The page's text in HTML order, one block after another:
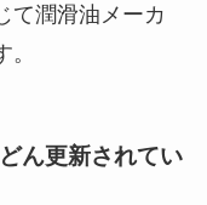
て潤滑油メーカ
ん更新されてい